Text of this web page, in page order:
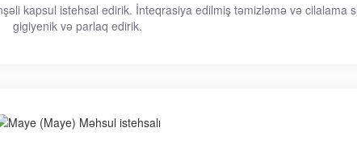
kapsul istehsal edirik. İnteqrasiya edilmiş təmizləmə və cilalama
gigiyenik və parlaq edirik.